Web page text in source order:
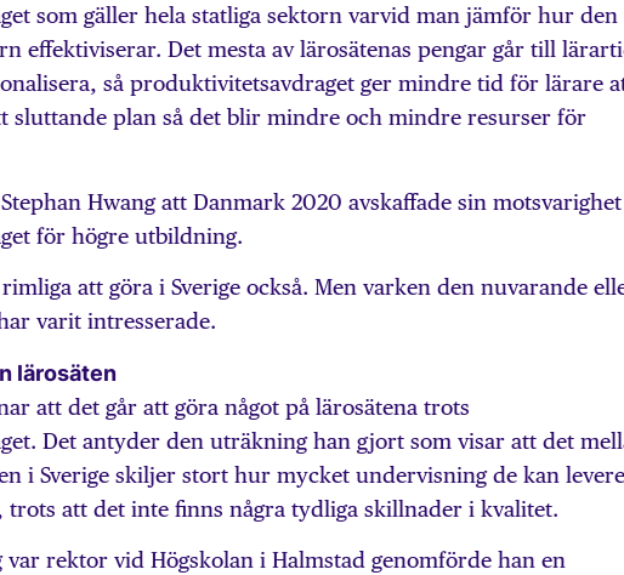
som gäller hela statliga sektorn varvid man jämför hur den
effektiviserar. Det mesta av lärosätenas pengar går till
så produktivitetsavdraget ger mindre tid för lärare
sluttande plan så det blir mindre och mindre resurser för
Hwang att Danmark 2020 avskaffade sin
för högre utbildning.
att göra i Sverige också. Men varken den nuvarande
varit intresserade.
lärosäten
att det går att göra något på lärosätena trots
Det antyder den uträkning han gjort som visar att det
i Sverige skiljer stort hur mycket undervisning de kan
trots att det inte finns några tydliga skillnader i kvalitet.
var rektor vid Högskolan i Halmstad genomförde han en